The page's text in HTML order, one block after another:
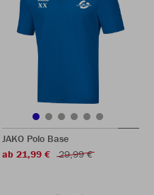
JAKO Polo Base
ab 21,99 €
29,99 €